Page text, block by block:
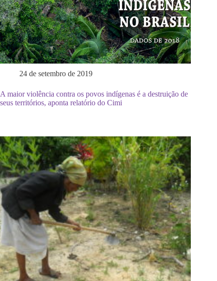
24 de setembro de 2019
A maior violência contra os povos indígenas é a destruição de
seus territórios, aponta relatório do Cimi